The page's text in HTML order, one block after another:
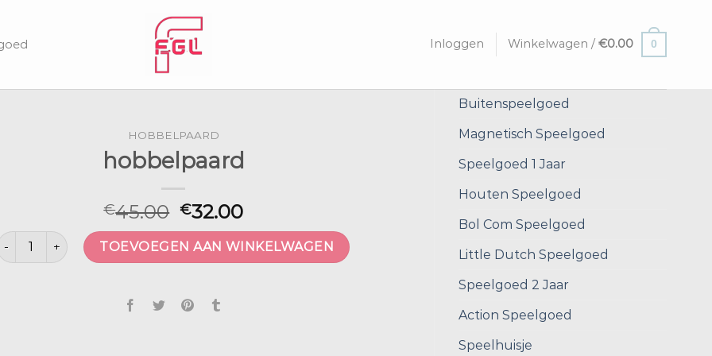
Inloggen Winkelwagen /€0.00 0
Buitenspeelgoed
Magnetisch Speelgoed
Speelgoed 1 Jaar
Houten Speelgoed
Bol Com Speelgoed
Little Dutch Speelgoed
Speelgoed 2 Jaar
Action Speelgoed
Speelhuisje
HOBBELPAARD
hobbelpaard
€45.00 €32.00
aantalTOEVOEGEN AAN WINKELWAGEN